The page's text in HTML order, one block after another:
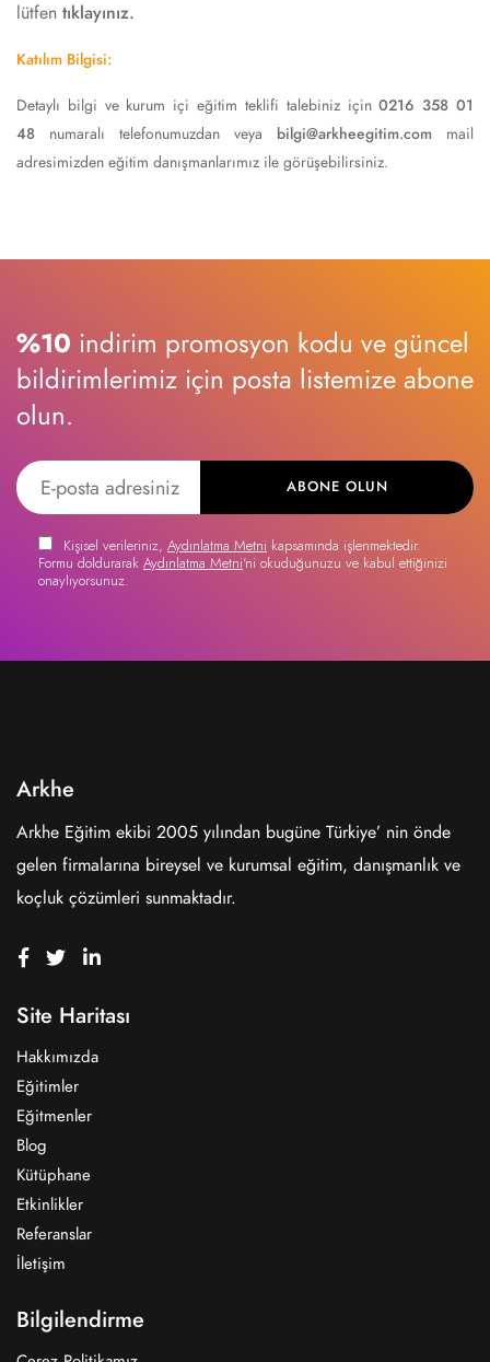
lütfen tıklayınız.
Katılım Bilgisi:
Detaylı bilgi ve kurum içi eğitim teklifi talebiniz için0216 358 01
48 numaralı telefonumuzdan veya bilgi@arkheegitim.com mail
adresimizden eğitim danışmanlarımız ile görüşebilirsiniz.
%10 indirim promosyon kodu ve güncel
bildirimlerimiz için posta listemize abone
olun.
ABONE OLUN
Kişisel verileriniz, Aydınlatma Metni kapsamında işlenmektedir.
Formu doldurarak Aydınlatma Metni'ni okuduğunuzu ve kabul ettiğinizi
onaylıyorsunuz.
Arkhe
Arkhe Eğitim ekibi 2005 yılından bugüne Türkiye’ nin önde
gelen firmalarına bireysel ve kurumsal eğitim, danışmanlık ve
koçluk çözümleri sunmaktadır.
Site Haritası
Hakkımızda
Eğitimler
Eğitmenler
Blog
Kütüphane
Etkinlikler
Referanslar
İletişim
Bilgilendirme